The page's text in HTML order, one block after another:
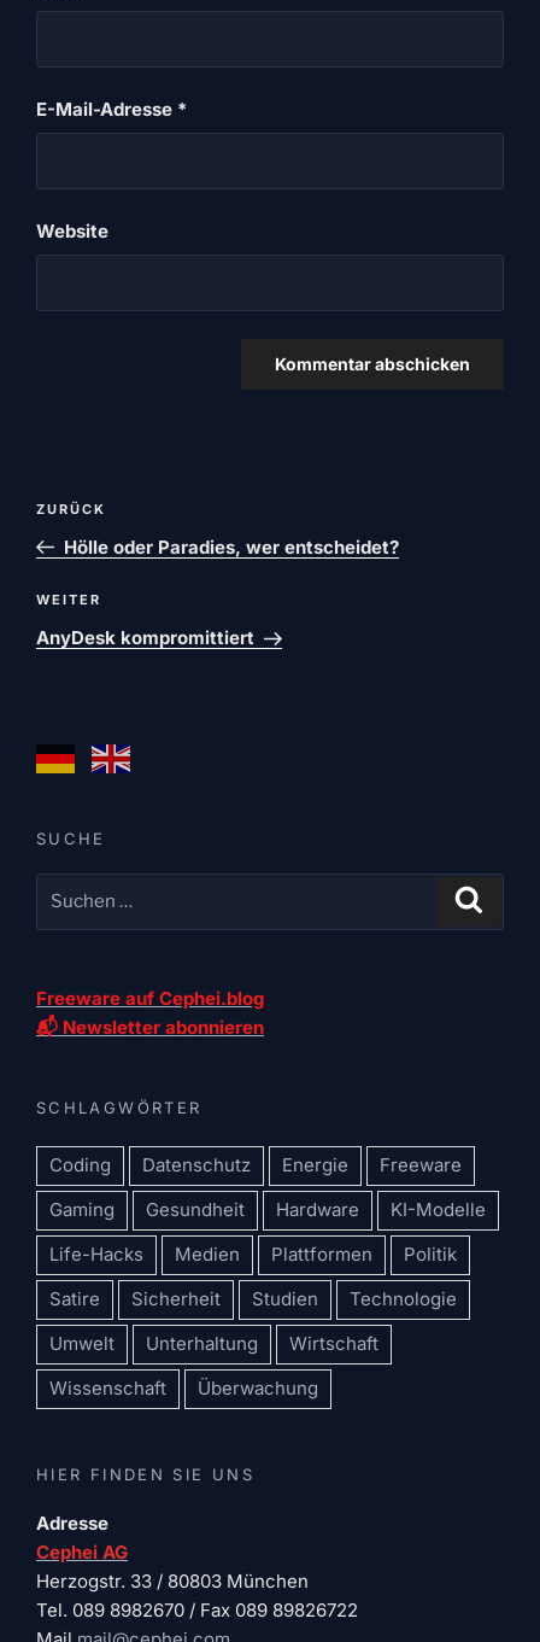
E-Mail-Adresse *
Website
Beitragsnavigation
Vorheriger
Beitrag
ZURÜCK
Hölle oder Paradies, wer entscheidet?
Nächster
Beitrag
WEITER
AnyDesk kompromittiert
SUCHE
Freeware auf Cephei.blog
📬 Newsletter abonnieren
SCHLAGWÖRTER
Coding Datenschutz Energie
Freeware
Gaming
Gesundheit Hardware
KI-Modelle
Life-Hacks
Medien Plattformen
Politik
Satire
Sicherheit Studien
Technologie
Umwelt
Unterhaltung
Wirtschaft
Wissenschaft
Überwachung
HIER FINDEN SIE UNS
Adresse
Cephei AG
Herzogstr. 33 / 80803 München
Tel. 089 8982670 / Fax 089 89826722